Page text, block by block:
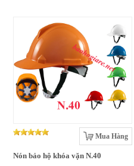
Mua Hàng
Nón bảo hộ khóa vặn N.40